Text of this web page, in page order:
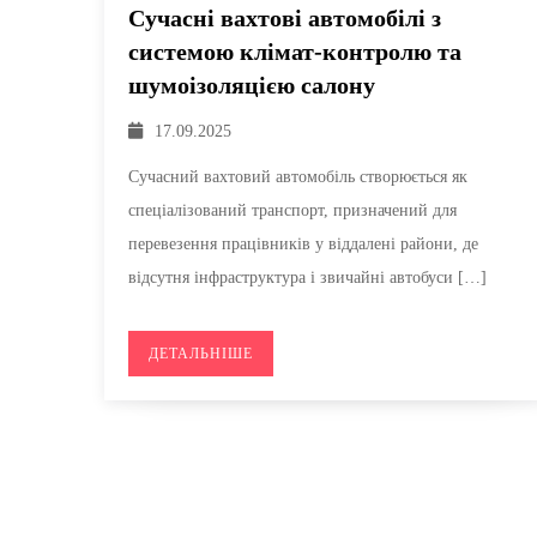
Сучасні вахтові автомобілі з
системою клімат-контролю та
шумоізоляцією салону
17.09.2025
Сучасний вахтовий автомобіль створюється як
спеціалізований транспорт, призначений для
перевезення працівників у віддалені райони, де
відсутня інфраструктура і звичайні автобуси […]
ДЕТАЛЬНІШЕ